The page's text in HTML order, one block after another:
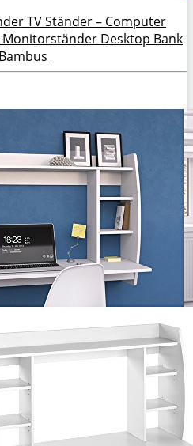
TV Ständer – Computer
Desktop Bank